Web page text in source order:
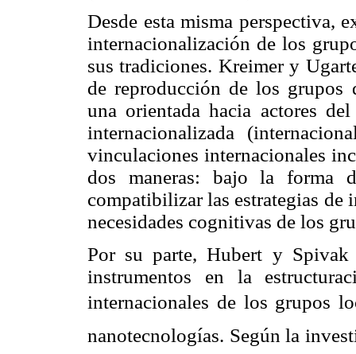
Desde esta misma perspectiva,
internacionalización de los
sus tradiciones. Kreimery
de reproducción de los grupos
una orientada hacia actores
internacionalizada
vinculaciones internacionales
dos maneras: bajo la forma
compatibilizar las estrategias de
necesidades cognitivas de los
Por su parte,Hubert y Spivak
instrumentos en la
internacionales de los grupos
nanotecnologías. Según la